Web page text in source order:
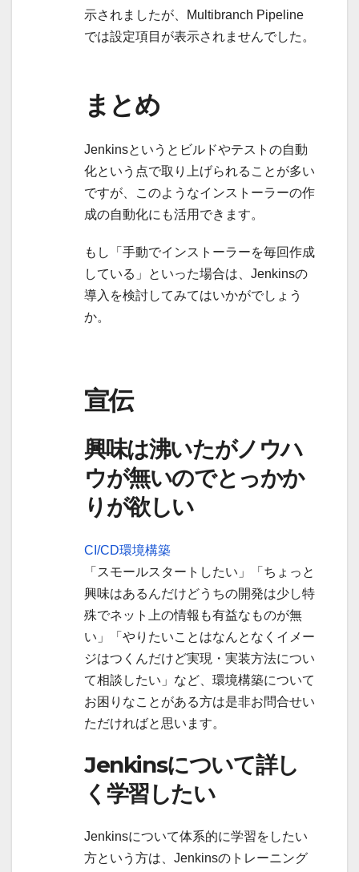
示されましたが、Multibranch Pipeline
では設定項目が表示されませんでした。
まとめ
Jenkinsというとビルドやテストの自動
化という点で取り上げられることが多い
ですが、このようなインストーラーの作
成の自動化にも活用できます。
もし「手動でインストーラーを毎回作成
している」といった場合は、Jenkinsの
導入を検討してみてはいかがでしょう
か。
宣伝
興味は沸いたがノウハ
ウが無いのでとっかか
りが欲しい
CI/CD環境構築
「スモールスタートしたい」「ちょっと
興味はあるんだけどうちの開発は少し特
殊でネット上の情報も有益なものが無
い」「やりたいことはなんとなくイメー
ジはつくんだけど実現・実装方法につい
て相談したい」など、環境構築について
お困りなことがある方は是非お問合せい
ただければと思います。
Jenkinsについて詳し
く学習したい
Jenkinsについて体系的に学習をしたい
方という方は、Jenkinsのトレーニング